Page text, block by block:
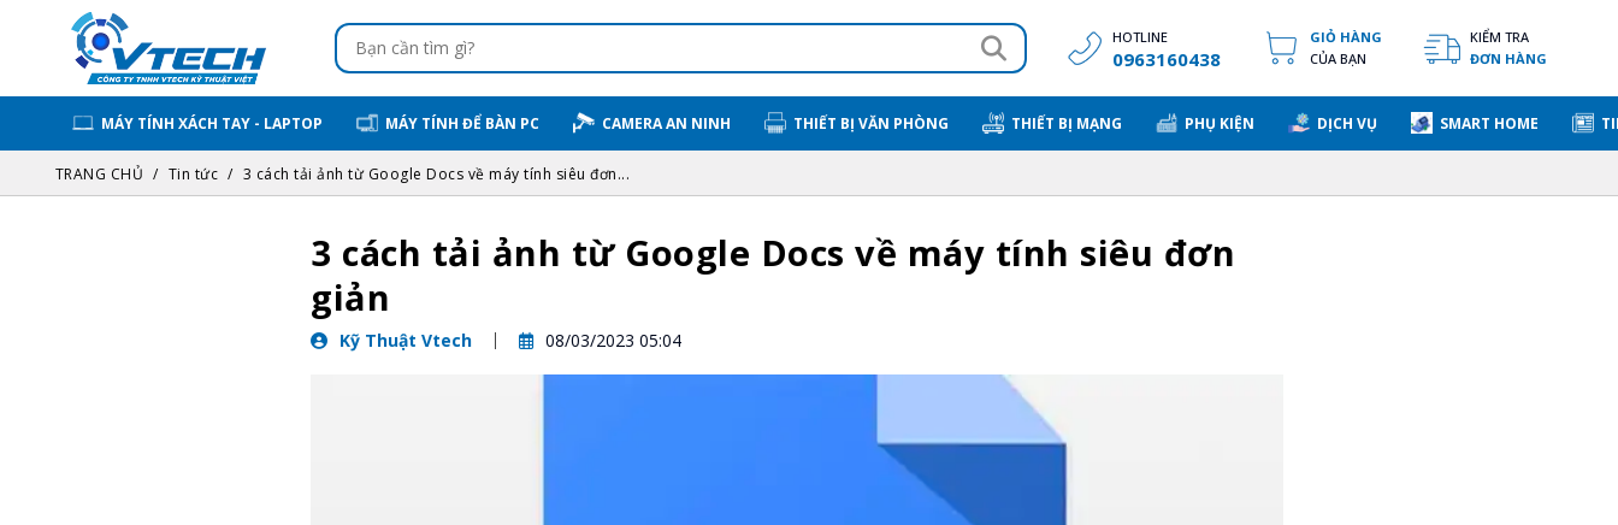
HOTLINE
0963160438
GIỎ HÀNG
CỦA BẠN
KIỂM TRA
ĐƠN HÀNG
MÁY TÍNH XÁCH TAY - LAPTOP MÁY TÍNH ĐỂ BÀN PC CAMERA AN NINH THIẾT BỊ VĂN PHÒNG THIẾT BỊ MẠNG PHỤ KIỆN DỊCH VỤ SMART HOME
TRANG CHỦ Tin tức 3 cách tải ảnh từ Google Docs về máy tính siêu đơn...
3 cách tải ảnh từ Google Docs về máy tính siêu đơn
giản
Kỹ Thuật Vtech 08/03/2023 05:04